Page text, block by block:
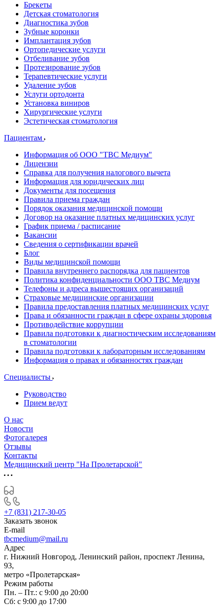
Брекеты
Детская стоматология
Диагностика зубов
Зубные коронки
Имплантация зубов
Ортопедические услуги
Отбеливание зубов
Протезирование зубов
Терапевтические услуги
Удаление зубов
Услуги ортодонта
Установка виниров
Хирургические услуги
Эстетическая стоматология
Пациентам
Информация об ООО "ТВС Медиум"
Лицензии
Справка для получения налогового вычета
Информация для юридических лиц
Документы для посещения
Правила приема граждан
Порядок оказания медицинской помощи
Договор на оказание платных медицинских услуг
График приема / расписание
Вакансии
Сведения о сертификации врачей
Блог
Виды медицинской помощи
Правила внутреннего распорядка для пациентов
Политика конфиденциальности ООО ТВС Медиум
Телефоны и адреса вышестоящих организаций
Страховые медицинские организации
Правила предоставления платных медицинских услуг
Права и обязанности граждан в сфере охраны здоровья
Противодействие коррупции
Правила подготовки к диагностическим исследованиям
в стоматологии
Правила подготовки к лабораторным исследованиям
Информация о правах и обязанностях граждан
Специалисты
Руководство
Прием ведут
О нас
Новости
Фотогалерея
Отзывы
Контакты
Медицинский центр "На Пролетарской"
+7 (831) 217-30-05
Заказать звонок
E-mail
tbcmedium@mail.ru
Адрес
г. Нижний Новгород, Ленинский район, проспект Ленина,
93,
метро «Пролетарская»
Режим работы
Пн. – Пт.: с 9:00 до 20:00
Cб: с 9:00 до 17:00